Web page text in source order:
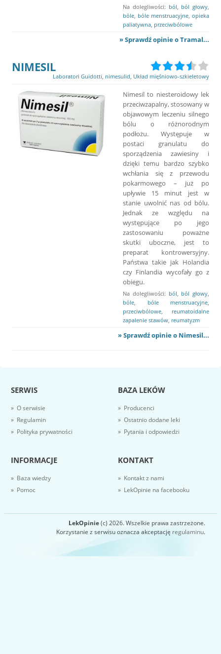
Na dolegliwości: ból ból głowy
bóle bóle menstruacyjne opieka
paliatywna przeciwbólowe
» Sprawdź opinie o Tramal...
NIMESIL
Laboratori Guidotti nimesulid Układ mięśniowo-szkieletowy
Nimesil to niesteroidowy lek
przeciwzapalny, stosowany w
objawowym leczeniu silnego
bólu o różnorodnym
podłożu. Występuje w
postaci granulatu do
sporządzenia zawiesiny i
dzięki temu bardzo szybko
wchłania się z przewodu
pokarmowego – już po
upływie 15 minut jest w
stanie uwolnić nas od bólu.
Jednak ze względu na
występujące po jego
zastosowaniu poważne
skutki uboczne, jest to
preparat kontrowersyjny.
Państwa takie jak Holandia
czy Finlandia wycofały go z
obiegu.
Na dolegliwości: ból ból głowy
bóle
bóle menstruacyjne
przeciwbólowe
reumatoidalne
zapalenie stawów reumatyzm
» Sprawdź opinie o Nimesil...
SERWIS
» O serwisie
» Regulamin
» Polityka prywatności
BAZA LEKÓW
» Producenci
» Ostatnio dodane leki
» Pytania i odpowiedzi
INFORMACJE
» Baza wiedzy
» Pomoc
KONTAKT
» Kontakt z nami
» LekOpinie na facebooku
LekOpinie(c) 2026. Wszelkie prawa zastrzeżone.
Korzystanie z serwisu oznacza akceptację regulaminu.